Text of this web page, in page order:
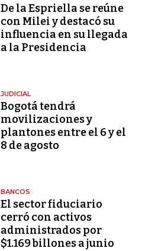
De la Espriella se reúne
con Milei y destacó su
influencia en su llegada
a la Presidencia
JUDICIAL
Bogotá tendrá
movilizaciones y
plantones entre el 6 y el
8 de agosto
BANCOS
El sector fiduciario
cerró con activos
administrados por
$1.169 billones a junio